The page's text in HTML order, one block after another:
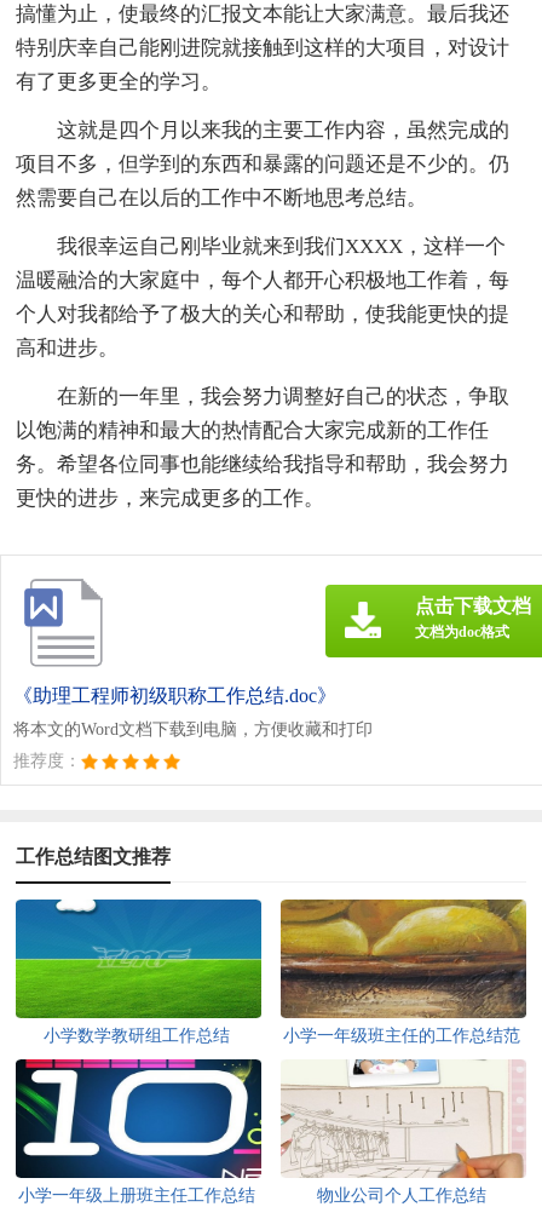
搞懂为止，使最终的汇报文本能让大家满意。最后我还
特别庆幸自己能刚进院就接触到这样的大项目，对设计
有了更多更全的学习。
这就是四个月以来我的主要工作内容，虽然完成的
项目不多，但学到的东西和暴露的问题还是不少的。仍
然需要自己在以后的工作中不断地思考总结。
我很幸运自己刚毕业就来到我们XXXX，这样一个
温暖融洽的大家庭中，每个人都开心积极地工作着，每
个人对我都给予了极大的关心和帮助，使我能更快的提
高和进步。
在新的一年里，我会努力调整好自己的状态，争取
以饱满的精神和最大的热情配合大家完成新的工作任
务。希望各位同事也能继续给我指导和帮助，我会努力
更快的进步，来完成更多的工作。
《助理工程师初级职称工作总结.doc》
将本文的Word文档下载到电脑，方便收藏和打印
推荐度：
点击下载文档
文档为doc格式
工作总结图文推荐
小学数学教研组工作总结
小学一年级班主任的工作总结范
文
小学一年级上册班主任工作总结 物业公司个人工作总结